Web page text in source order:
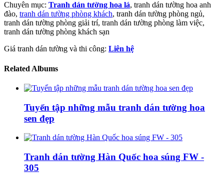
Chuyên mục: Tranh dán tường hoa lá, tranh dán tường hoa anh
đào, tranh dán tường phòng khách, tranh dán tường phòng ngủ,
tranh dán tường phòng giải trí, tranh dán tường phòng làm việc,
tranh dán tường phòng khách sạn
Giá tranh dán tường và thi công: Liên hệ
Related Albums
Tuyển tập những mẫu tranh dán tường hoa
sen đẹp
Tranh dán tường Hàn Quốc hoa súng FW -
305